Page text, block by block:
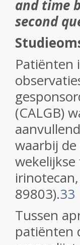
and time
second
Patiënten
(CALGB)
waarbij
89803).33
Tussen
patiënten